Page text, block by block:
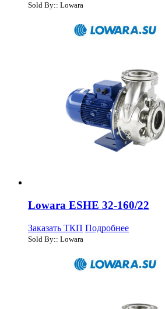
Sold By:: Lowara
Lowara ESHE 32-160/22
Заказать ТКП Подробнее
Sold By:: Lowara